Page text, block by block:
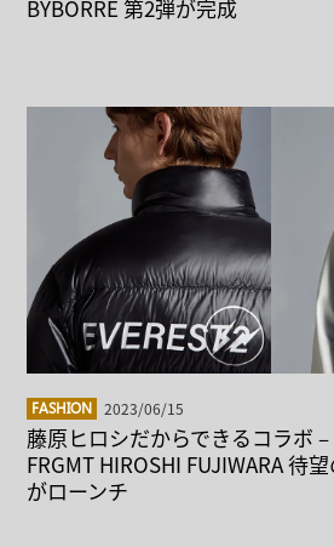
BYBORRE 第2弾が完成
FASHION 2023/06/15
藤原ヒロシだからできるコラボ –
FRGMT HIROSHI FUJIWARA 待
がローンチ